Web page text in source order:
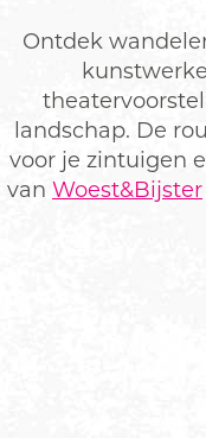
Ontdek
landschap. De
voor je zintuigen
van Woest&Bijster